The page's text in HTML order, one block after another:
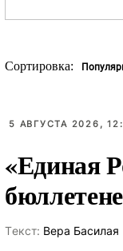
Сортировка:
5 АВГУСТА 2026,
«Единая
Tекст: Вера Басилая